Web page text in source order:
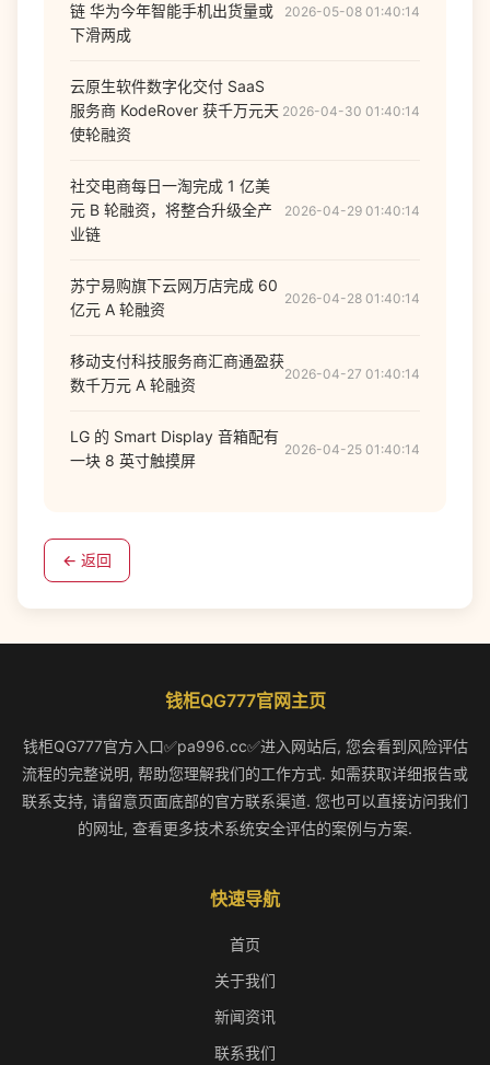
链 华为今年智能手机出货量或
下滑两成
2026-05-08 01:40:14
云原生软件数字化交付 SaaS
服务商 KodeRover 获千万元天
使轮融资
2026-04-30 01:40:14
社交电商每日一淘完成 1 亿美
元 B 轮融资，将整合升级全产
业链
2026-04-29 01:40:14
苏宁易购旗下云网万店完成 60
亿元 A 轮融资
2026-04-28 01:40:14
移动支付科技服务商汇商通盈获
数千万元 A 轮融资
2026-04-27 01:40:14
LG 的 Smart Display 音箱配有
一块 8 英寸触摸屏
2026-04-25 01:40:14
← 返回
钱柜QG777官网主页
钱柜QG777官方入口✅pa996.cc✅进入网站后, 您会看到风险评估
流程的完整说明, 帮助您理解我们的工作方式. 如需获取详细报告或
联系支持, 请留意页面底部的官方联系渠道. 您也可以直接访问我们
的网址, 查看更多技术系统安全评估的案例与方案.
快速导航
首页
关于我们
新闻资讯
联系我们